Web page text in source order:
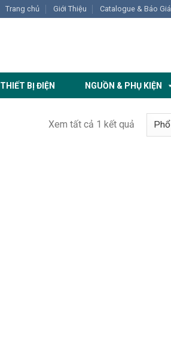
Trang chủ Giới Thiệu Catalogue & Báo Giá
THIẾT BỊ ĐIỆN NGUỒN & PHỤ KIỆN
Xem tất cả 1 kết quả